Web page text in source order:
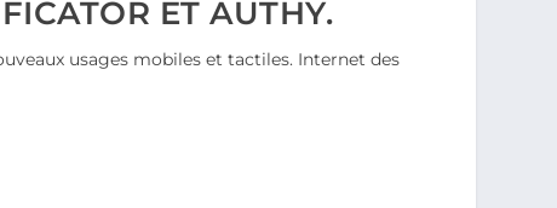
ET AUTHY.
usages mobiles et tactiles. Internet des